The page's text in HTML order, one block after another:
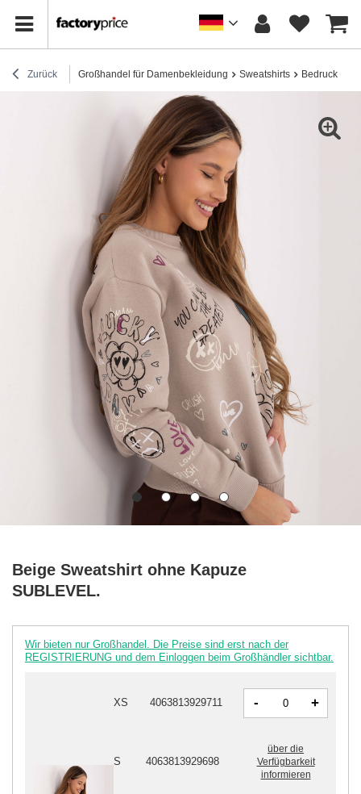
Zurück Großhandel für Damenbekleidung Sweatshirts Bedruckte
Beige Sweatshirt ohne Kapuze
SUBLEVEL.
Wir bieten nur Großhandel. Die Preise sind erst nach der
REGISTRIERUNG und dem Einloggen beim Großhändler sichtbar.
XS 4063813929711 - +
S 4063813929698
über die
Verfügbarkeit
informieren